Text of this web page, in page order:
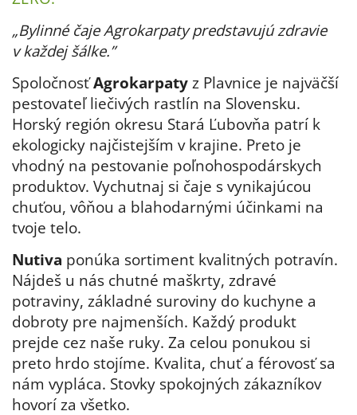
„Bylinné čaje Agrokarpaty predstavujú zdravie
v každej šálke.”
SpoločnosťAgrokarpaty z Plavnice je najväčší
pestovateľ liečivých rastlín na Slovensku.
Horský región okresu Stará Ľubovňa patrí k
ekologicky najčistejším v krajine. Preto je
vhodný na pestovanie poľnohospodárskych
produktov. Vychutnaj si čaje s vynikajúcou
chuťou, vôňou a blahodarnými účinkami na
tvoje telo.
Nutiva ponúka sortiment kvalitných potravín.
Nájdeš u nás chutné maškrty, zdravé
potraviny, základné suroviny do kuchyne a
dobroty pre najmenších. Každý produkt
prejde cez naše ruky. Za celou ponukou si
preto hrdo stojíme. Kvalita, chuť a férovosť sa
nám vypláca. Stovky spokojných zákazníkov
hovorí za všetko.